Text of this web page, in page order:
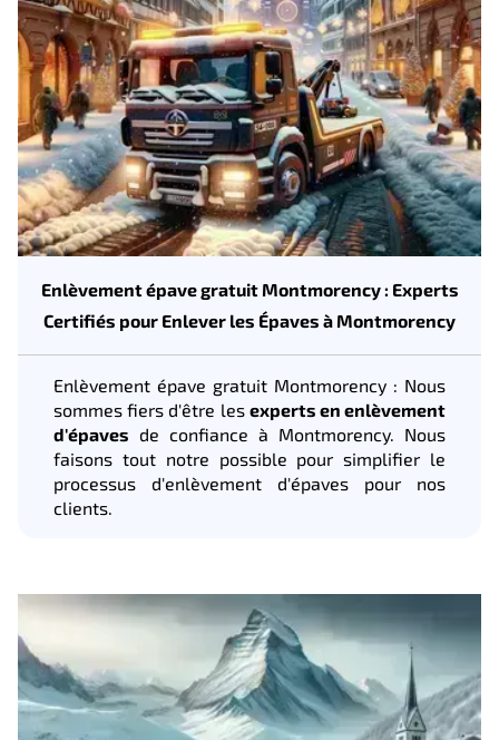
Enlèvement épave gratuit Montmorency : Experts
Certifiés pour Enlever les Épaves à Montmorency
Enlèvement épave gratuit Montmorency : Nous
sommes fiers d'être les experts en enlèvement
d'épaves de confiance à Montmorency. Nous
faisons tout notre possible pour simplifier le
processus d'enlèvement d'épaves pour nos
clients.